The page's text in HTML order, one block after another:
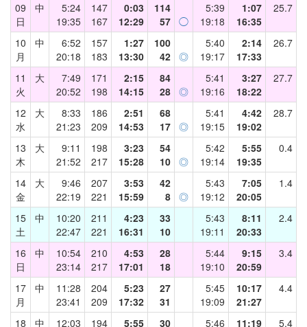
09
日
中
5:24
19:35
147
167
0:03
12:29
114
57 ◯
5:39
19:18
1:07
16:35
25.7
10
月
中
6:52
20:18
157
183
1:27
13:30
100
42 ◎
5:40
19:17
2:14
17:33
26.7
11
火
大
7:49
20:52
171
198
2:15
14:15
84
28 ◎
5:41
19:16
3:27
18:22
27.7
12
水
大
8:33
21:23
186
209
2:51
14:53
68
17 ◎
5:41
19:15
4:42
19:02
28.7
13
木
大
9:11
21:52
198
217
3:23
15:28
54
10 ◎
5:42
19:14
5:55
19:35
0.4
14
金
大
9:46
22:19
207
221
3:53
15:59
42
8 ◎
5:43
19:12
7:05
20:05
1.4
15
土
中
10:20
22:47
211
221
4:23
16:31
33
10
5:43
19:11
8:11
20:33
2.4
16
日
中
10:54
23:14
210
217
4:53
17:01
28
18
5:44
19:10
9:15
20:59
3.4
17
月
中
11:28
23:41
204
209
5:23
17:32
27
31
5:45
19:09
10:17
21:27
4.4
18 中 12:03 194 5:55 30 5:46 11:19 5.4